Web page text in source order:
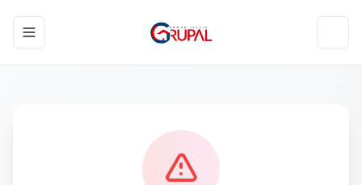
Toggle navigation menu